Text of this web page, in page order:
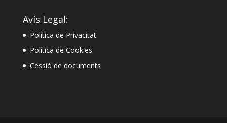
Avís Legal:
Política de Privacitat
Política de Cookies
Cessió de documents